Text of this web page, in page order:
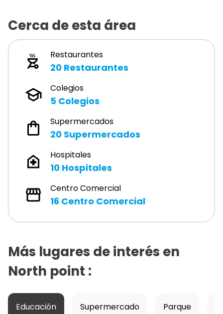
Cerca de esta área
Restaurantes
20 Restaurantes
Colegios
5 Colegios
Supermercados
20 Supermercados
Hospitales
10 Hospitales
Centro Comercial
16 Centro Comercial
Más lugares de interés en
North point :
Educación Supermercado Parque